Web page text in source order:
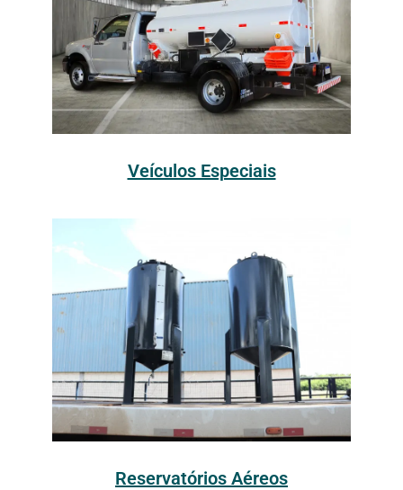
Veículos Especiais
Reservatórios Aéreos